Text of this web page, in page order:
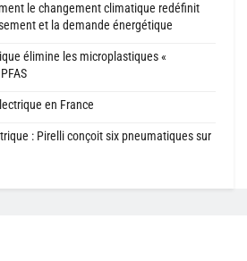
le changement climatique redéfinit
et la demande énergétique
élimine les microplastiques «
en France
: Pirelli conçoit six pneumatiques sur